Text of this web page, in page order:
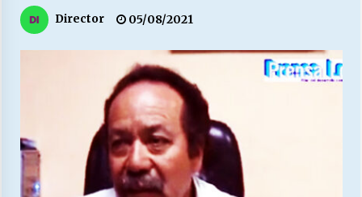
13/07/2026
Escuela hospitalaria El Carmen de Maipu.
25/06/2026
¿Qué habrían dicho?
Director 05/08/2021